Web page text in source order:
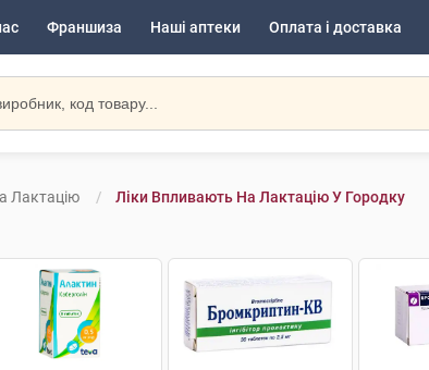
Франшиза Наші аптеки Оплата і доставка
Лактацію Ліки Впливають На Лактацію У Городку